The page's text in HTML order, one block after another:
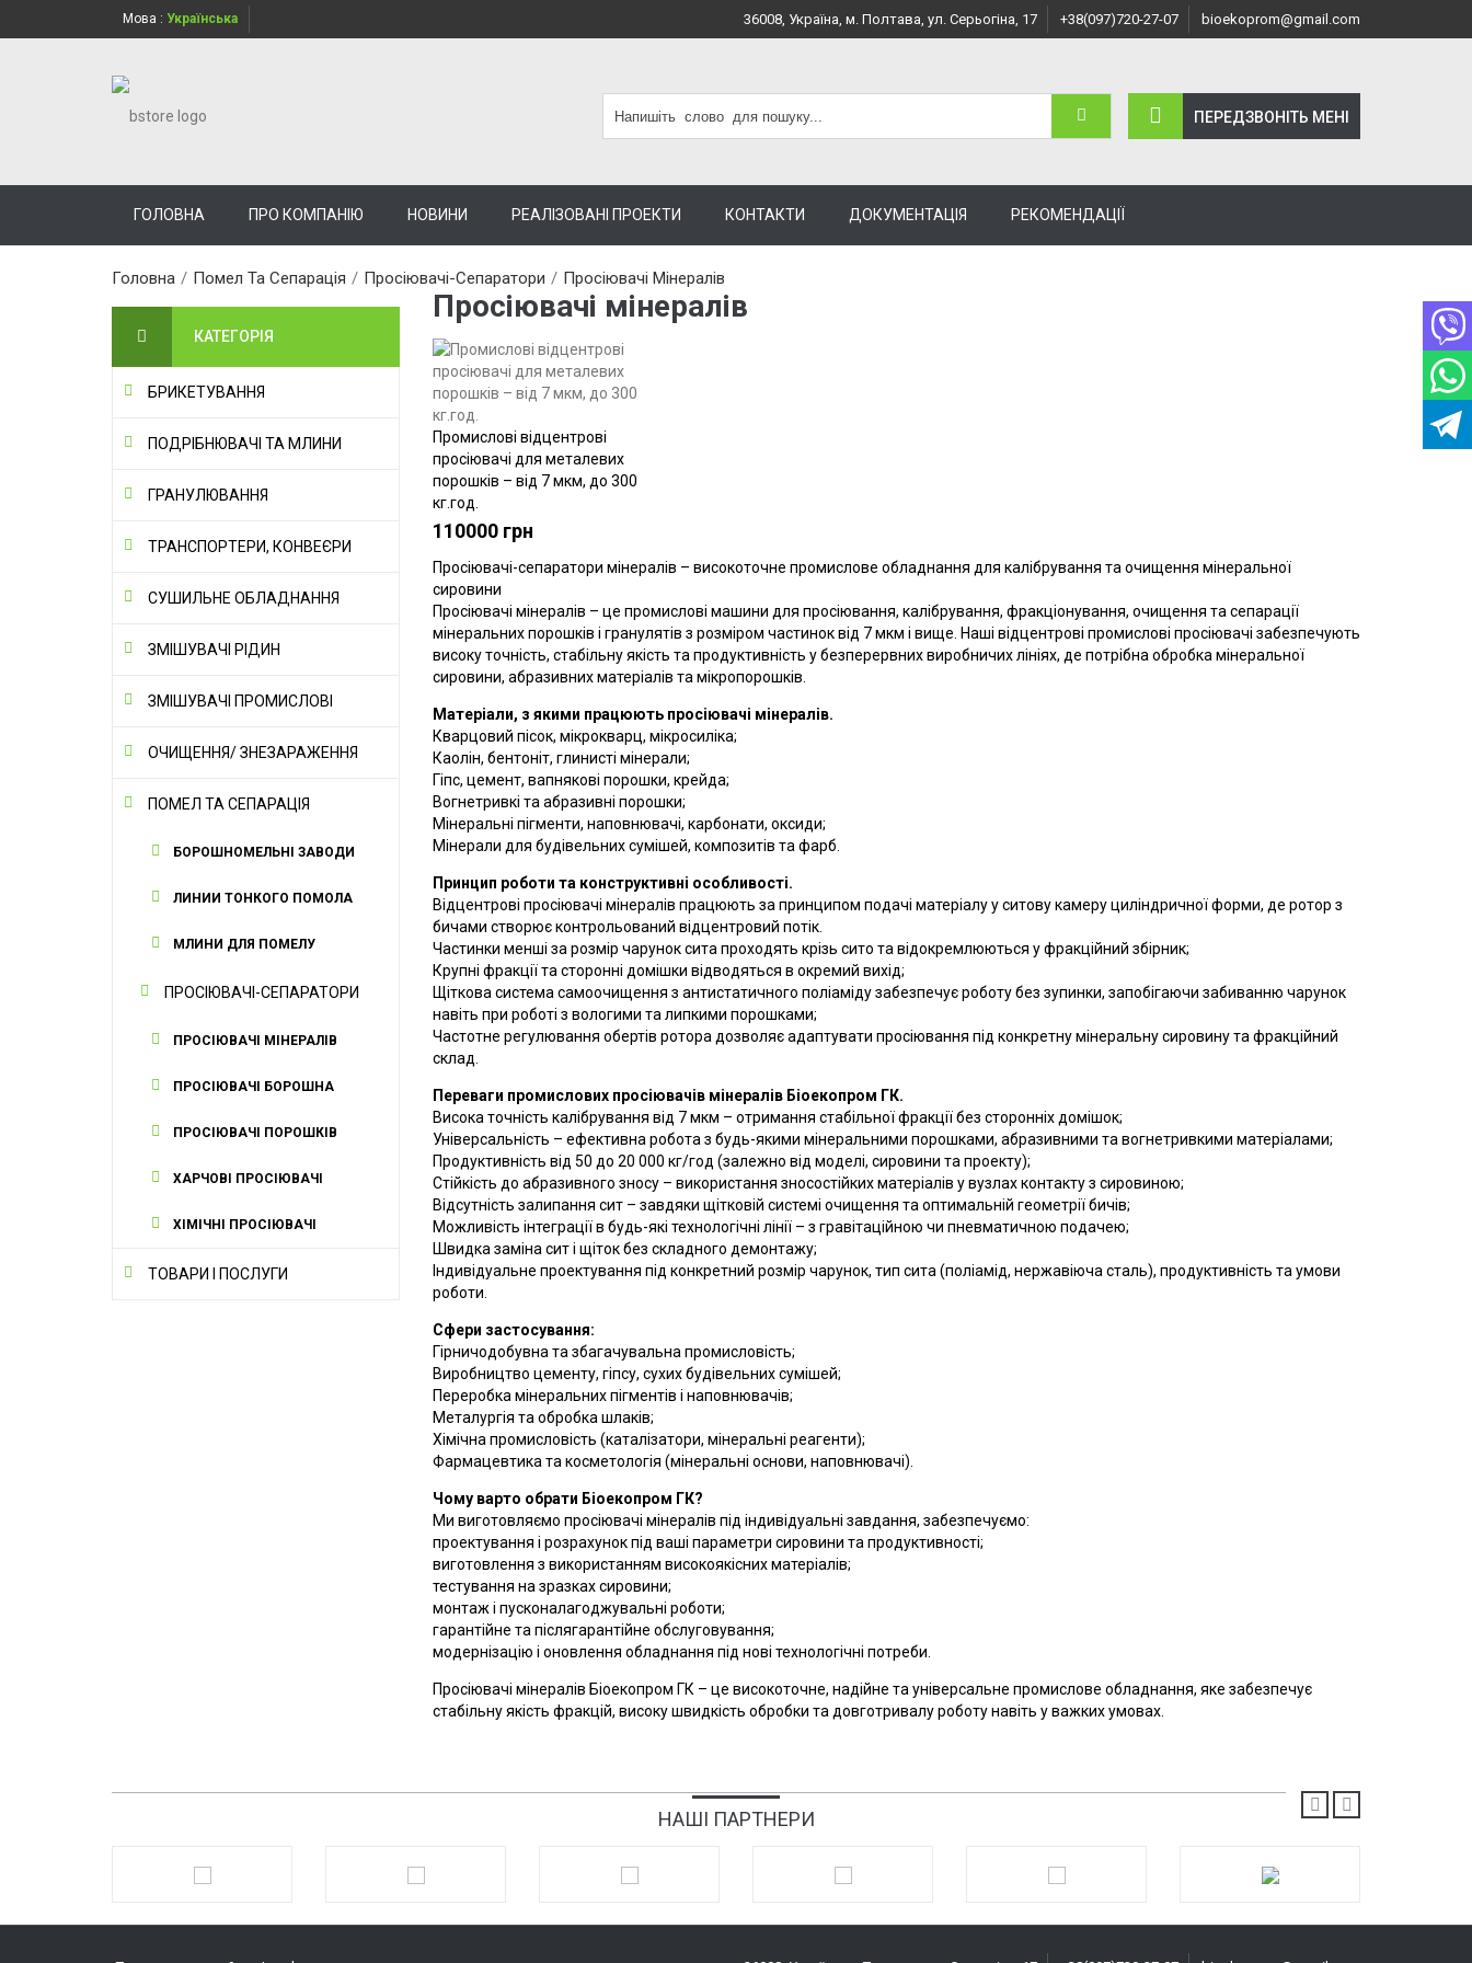
Мова : Українська 36008, Україна, м. Полтава, ул. Серьогіна, 17 +38(097)720-27-07 bioekoprom@gmail.com
ПЕРЕДЗВОНІТЬ МЕНI
ГОЛОВНА ПРО КОМПАНІЮ НОВИНИ РЕАЛІЗОВАНІ ПРОЕКТИ КОНТАКТИ ДОКУМЕНТАЦІЯ РЕКОМЕНДАЦІЇ
Головна / Помел Та Сепарація / Просіювачі-Сепаратори / Просіювачі Мінералів
КАТЕГОРІЯ
БРИКЕТУВАННЯ
ПОДРІБНЮВАЧІ ТА МЛИНИ
ГРАНУЛЮВАННЯ
ТРАНСПОРТЕРИ, КОНВЕЄРИ
СУШИЛЬНЕ ОБЛАДНАННЯ
ЗМІШУВАЧІ РІДИН
ЗМІШУВАЧІ ПРОМИСЛОВІ
ОЧИЩЕННЯ/ ЗНЕЗАРАЖЕННЯ
ПОМЕЛ ТА СЕПАРАЦІЯ
БОРОШНОМЕЛЬНІ ЗАВОДИ
ЛИНИИ ТОНКОГО ПОМОЛА
МЛИНИ ДЛЯ ПОМЕЛУ
ПРОСІЮВАЧІ-СЕПАРАТОРИ
ПРОСІЮВАЧІ МІНЕРАЛІВ
ПРОСІЮВАЧІ БОРОШНА
ПРОСІЮВАЧІ ПОРОШКІВ
ХАРЧОВІ ПРОСІЮВАЧІ
ХІМІЧНІ ПРОСІЮВАЧІ
ТОВАРИ І ПОСЛУГИ
Просіювачі мінералів
Купити
Промислові відцентрові
просіювачі для металевих
порошків – від 7 мкм, до 300
кг.год.
110000 грн
Просіювачі-сепаратори мінералів – високоточне промислове обладнання для калібрування та очищення мінеральної
сировини
Просіювачі мінералів – це промислові машини для просіювання, калібрування, фракціонування, очищення та сепарації
мінеральних порошків і гранулятів з розміром частинок від 7 мкм і вище. Наші відцентрові промислові просіювачі забезпечують
високу точність, стабільну якість та продуктивність у безперервних виробничих лініях, де потрібна обробка мінеральної
сировини, абразивних матеріалів та мікропорошків.
Матеріали, з якими працюють просіювачі мінералів.
Кварцовий пісок, мікрокварц, мікросиліка;
Каолін, бентоніт, глинисті мінерали;
Гіпс, цемент, вапнякові порошки, крейда;
Вогнетривкі та абразивні порошки;
Мінеральні пігменти, наповнювачі, карбонати, оксиди;
Мінерали для будівельних сумішей, композитів та фарб.
Принцип роботи та конструктивні особливості.
Відцентрові просіювачі мінералів працюють за принципом подачі матеріалу у ситову камеру циліндричної форми, де ротор з
бичами створює контрольований відцентровий потік.
Частинки менші за розмір чарунок сита проходять крізь сито та відокремлюються у фракційний збірник;
Крупні фракції та сторонні домішки відводяться в окремий вихід;
Щіткова система самоочищення з антистатичного поліаміду забезпечує роботу без зупинки, запобігаючи забиванню чарунок
навіть при роботі з вологими та липкими порошками;
Частотне регулювання обертів ротора дозволяє адаптувати просіювання під конкретну мінеральну сировину та фракційний
склад.
Переваги промислових просіювачів мінералів Біоекопром ГК.
Висока точність калібрування від 7 мкм – отримання стабільної фракції без сторонніх домішок;
Універсальність – ефективна робота з будь-якими мінеральними порошками, абразивними та вогнетривкими матеріалами;
Продуктивність від 50 до 20 000 кг/год (залежно від моделі, сировини та проекту);
Стійкість до абразивного зносу – використання зносостійких матеріалів у вузлах контакту з сировиною;
Відсутність залипання сит – завдяки щітковій системі очищення та оптимальній геометрії бичів;
Можливість інтеграції в будь-які технологічні лінії – з гравітаційною чи пневматичною подачею;
Швидка заміна сит і щіток без складного демонтажу;
Індивідуальне проектування під конкретний розмір чарунок, тип сита (поліамід, нержавіюча сталь), продуктивність та умови
роботи.
Сфери застосування:
Гірничодобувна та збагачувальна промисловість;
Виробництво цементу, гіпсу, сухих будівельних сумішей;
Переробка мінеральних пігментів і наповнювачів;
Металургія та обробка шлаків;
Хімічна промисловість (каталізатори, мінеральні реагенти);
Фармацевтика та косметологія (мінеральні основи, наповнювачі).
Чому варто обрати Біоекопром ГК?
Ми виготовляємо просіювачі мінералів під індивідуальні завдання, забезпечуємо:
проектування і розрахунок під ваші параметри сировини та продуктивності;
виготовлення з використанням високоякісних матеріалів;
тестування на зразках сировини;
монтаж і пусконалагоджувальні роботи;
гарантійне та післягарантійне обслуговування;
модернізацію і оновлення обладнання під нові технологічні потреби.
Просіювачі мінералів Біоекопром ГК – це високоточне, надійне та універсальне промислове обладнання, яке забезпечує
стабільну якість фракцій, високу швидкість обробки та довготривалу роботу навіть у важких умовах.
НАШІ ПАРТНЕРИ